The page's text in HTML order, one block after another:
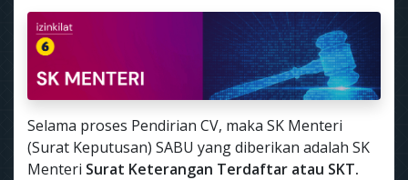
Selama proses Pendirian CV, maka SK Menteri
(Surat Keputusan) SABU yang diberikan adalah SK
Menteri Surat Keterangan Terdaftar atau SKT.